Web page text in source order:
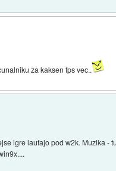
za kaksen fps vec..
igre laufajo pod w2k. Muzika -